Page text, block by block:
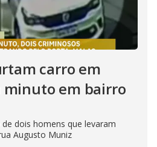
carro em
minuto em bairro
dois homens que levaram
Augusto Muniz